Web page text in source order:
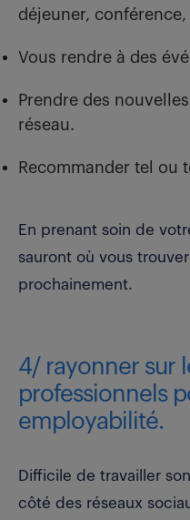
déjeuner,
Vous rendre à des
Prendre des
réseau.
Recommander tel ou
En prenant soin de
sauront où vous
prochainement.
4/ rayonner sur
professionnels
employabilité.
Difficile de travailler
côté des réseaux